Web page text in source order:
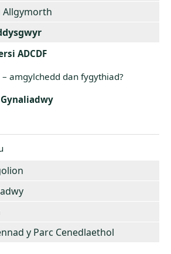
Allgymorth
ADCDF
amgylchedd dan fygythiad?
y Parc Cenedlaethol